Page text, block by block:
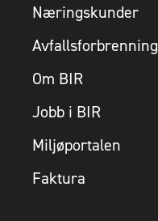
Næringskunder
Avfallsforbrenning
Om BIR
Jobb i BIR
Miljøportalen
Faktura